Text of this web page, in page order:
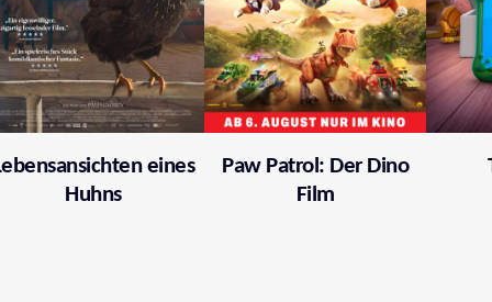
eines
Huhns
Paw Patrol: Der Dino
Film